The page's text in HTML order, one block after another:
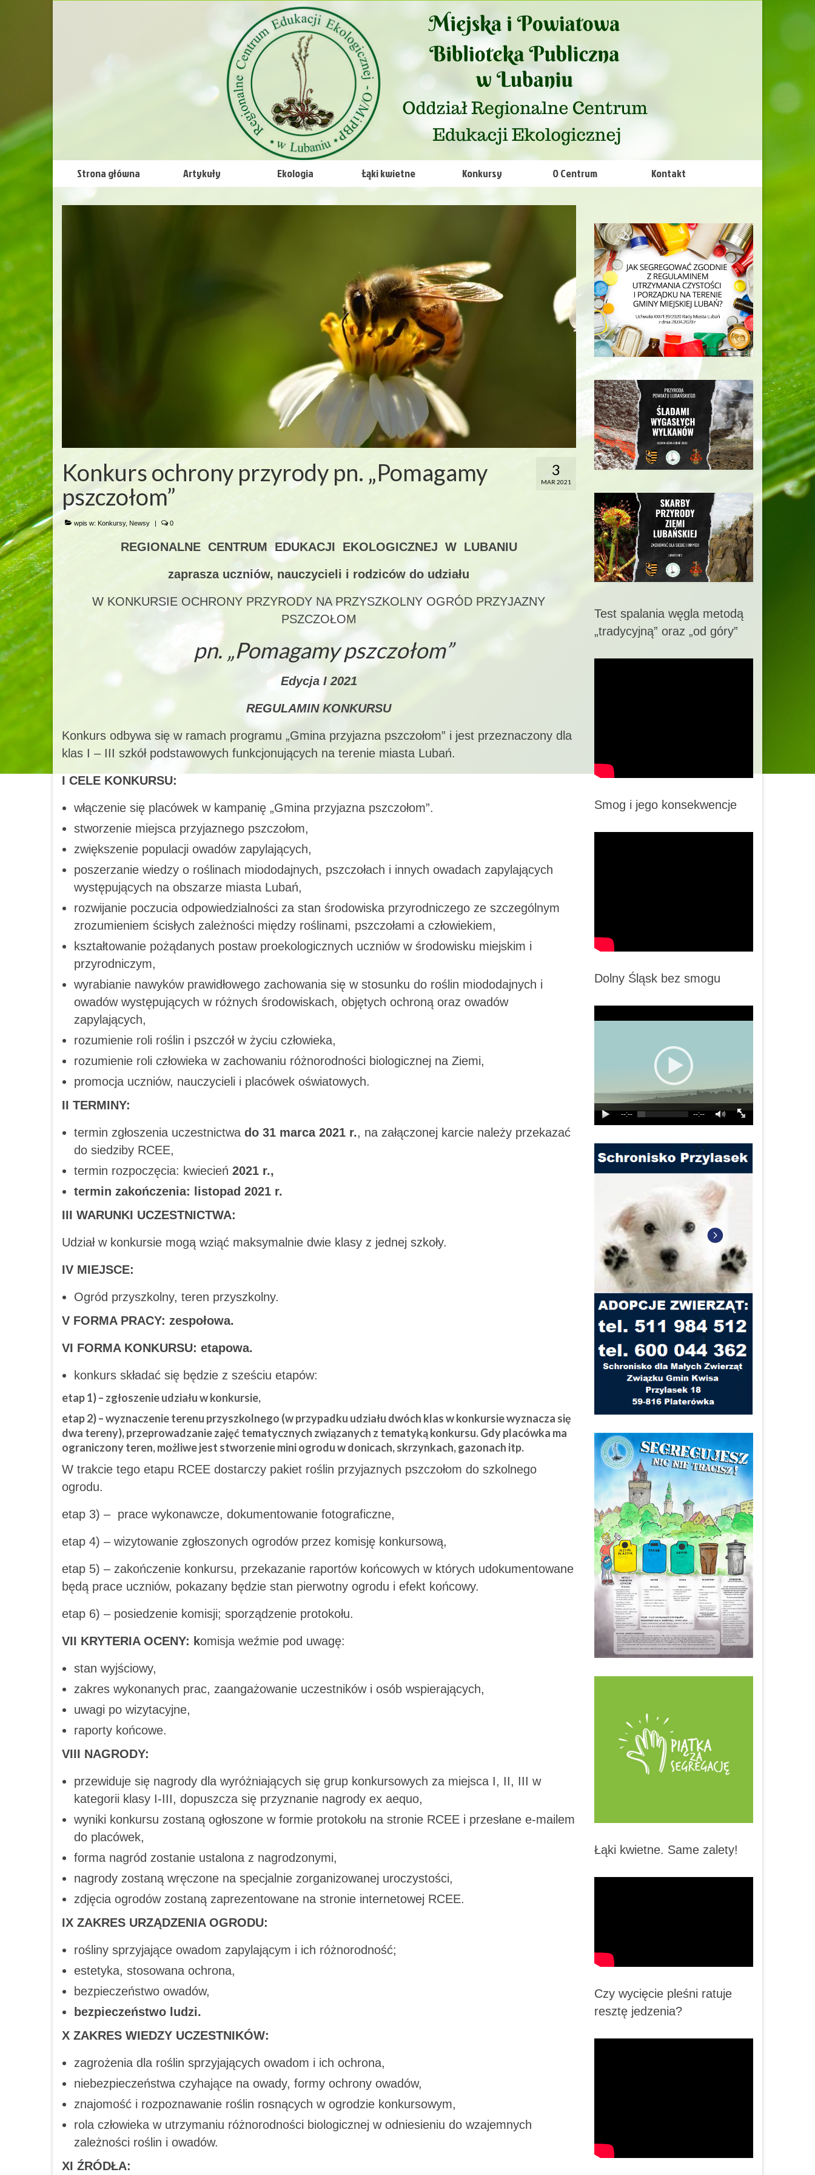
Strona główna Artykuły Ekologia Łąki kwietne Konkursy O Centrum Kontakt
3
MAR 2021
Konkurs ochrony przyrody pn. „Pomagamy
pszczołom”
wpis w: Konkursy, Newsy | 0
REGIONALNE CENTRUM EDUKACJI EKOLOGICZNEJ W LUBANIU
zaprasza uczniów, nauczycieli i rodziców do udziału
W KONKURSIE OCHRONY PRZYRODY NA PRZYSZKOLNY OGRÓD PRZYJAZNY
PSZCZOŁOM
pn. „Pomagamy pszczołom”
Edycja I 2021
REGULAMIN KONKURSU
Konkurs odbywa się w ramach programu „Gmina przyjazna pszczołom” i jest przeznaczony dla
klas I – III szkół podstawowych funkcjonujących na terenie miasta Lubań.
I CELE KONKURSU:
włączenie się placówek w kampanię „Gmina przyjazna pszczołom”.
stworzenie miejsca przyjaznego pszczołom,
zwiększenie populacji owadów zapylających,
poszerzanie wiedzy o roślinach miododajnych, pszczołach i innych owadach zapylających
występujących na obszarze miasta Lubań,
rozwijanie poczucia odpowiedzialności za stan środowiska przyrodniczego ze szczególnym
zrozumieniem ścisłych zależności między roślinami, pszczołami a człowiekiem,
kształtowanie pożądanych postaw proekologicznych uczniów w środowisku miejskim i
przyrodniczym,
wyrabianie nawyków prawidłowego zachowania się w stosunku do roślin miododajnych i
owadów występujących w różnych środowiskach, objętych ochroną oraz owadów
zapylających,
rozumienie roli roślin i pszczół w życiu człowieka,
rozumienie roli człowieka w zachowaniu różnorodności biologicznej na Ziemi,
promocja uczniów, nauczycieli i placówek oświatowych.
II TERMINY:
termin zgłoszenia uczestnictwa do 31 marca 2021 r., na załączonej karcie należy przekazać
do siedziby RCEE,
termin rozpoczęcia: kwiecień 2021 r.,
termin zakończenia: listopad 2021 r.
III WARUNKI UCZESTNICTWA:
Udział w konkursie mogą wziąć maksymalnie dwie klasy z jednej szkoły.
IV MIEJSCE:
Ogród przyszkolny, teren przyszkolny.
V FORMA PRACY: zespołowa.
VI FORMA KONKURSU: etapowa.
konkurs składać się będzie z sześciu etapów:
etap 1) – zgłoszenie udziału w konkursie,
etap 2) – wyznaczenie terenu przyszkolnego (w przypadku udziału dwóch klas w konkursie wyznacza się
dwa tereny), przeprowadzanie zajęć tematycznych związanych z tematyką konkursu. Gdy placówka ma
ograniczony teren, możliwe jest stworzenie mini ogrodu w donicach, skrzynkach, gazonach itp.
W trakcie tego etapu RCEE dostarczy pakiet roślin przyjaznych pszczołom do szkolnego
ogrodu.
etap 3) – prace wykonawcze, dokumentowanie fotograficzne,
etap 4) – wizytowanie zgłoszonych ogrodów przez komisję konkursową,
etap 5) – zakończenie konkursu, przekazanie raportów końcowych w których udokumentowane
będą prace uczniów, pokazany będzie stan pierwotny ogrodu i efekt końcowy.
etap 6) – posiedzenie komisji; sporządzenie protokołu.
VII KRYTERIA OCENY: komisja weźmie pod uwagę:
stan wyjściowy,
zakres wykonanych prac, zaangażowanie uczestników i osób wspierających,
uwagi po wizytacyjne,
raporty końcowe.
VIII NAGRODY:
przewiduje się nagrody dla wyróżniających się grup konkursowych za miejsca I, II, III w
kategorii klasy I-III, dopuszcza się przyznanie nagrody ex aequo,
wyniki konkursu zostaną ogłoszone w formie protokołu na stronie RCEE i przesłane e-mailem
do placówek,
forma nagród zostanie ustalona z nagrodzonymi,
nagrody zostaną wręczone na specjalnie zorganizowanej uroczystości,
zdjęcia ogrodów zostaną zaprezentowane na stronie internetowej RCEE.
IX ZAKRES URZĄDZENIA OGRODU:
rośliny sprzyjające owadom zapylającym i ich różnorodność;
estetyka, stosowana ochrona,
bezpieczeństwo owadów,
bezpieczeństwo ludzi.
X ZAKRES WIEDZY UCZESTNIKÓW:
zagrożenia dla roślin sprzyjających owadom i ich ochrona,
niebezpieczeństwa czyhające na owady, formy ochrony owadów,
znajomość i rozpoznawanie roślin rosnących w ogrodzie konkursowym,
rola człowieka w utrzymaniu różnorodności biologicznej w odniesieniu do wzajemnych
zależności roślin i owadów.
XI ŹRÓDŁA:
Test spalania węgla metodą
„tradycyjną” oraz „od góry”
Smog i jego konsekwencje
Dolny Śląsk bez smogu
--:-- --:--
Łąki kwietne. Same zalety!
Czy wycięcie pleśni ratuje
resztę jedzenia?